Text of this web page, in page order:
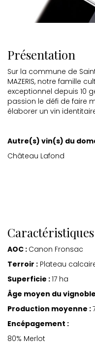
Présentation
Sur la commune de
MAZERIS, notre famille
exceptionnel depuis 10
passion le défi de faire
élaborer un vin
Autre(s) vin(s) du
Château Lafond
Caractéristiques
AOC : Canon Fronsac
Terroir : Plateau
Superficie :17 ha
Âge moyen du
Production moyenne :
Encépagement :
80% Merlot